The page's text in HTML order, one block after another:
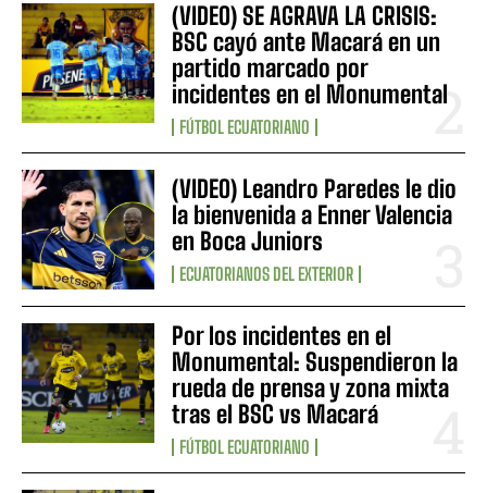
(VIDEO) SE AGRAVA LA CRISIS:
BSC cayó ante Macará en un
partido marcado por
incidentes en el Monumental
FÚTBOL ECUATORIANO
(VIDEO) Leandro Paredes le dio
la bienvenida a Enner Valencia
en Boca Juniors
ECUATORIANOS DEL EXTERIOR
Por los incidentes en el
Monumental: Suspendieron la
rueda de prensa y zona mixta
tras el BSC vs Macará
FÚTBOL ECUATORIANO